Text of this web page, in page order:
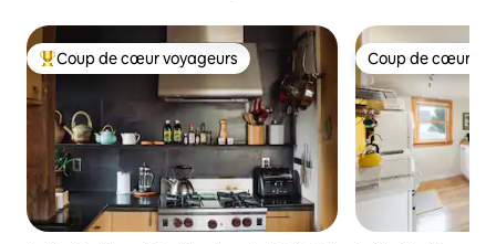
Coups de cœur voyageurs les plus appréciés
Coup de cœur voyageurs Coup de cœur
Coup de cœur